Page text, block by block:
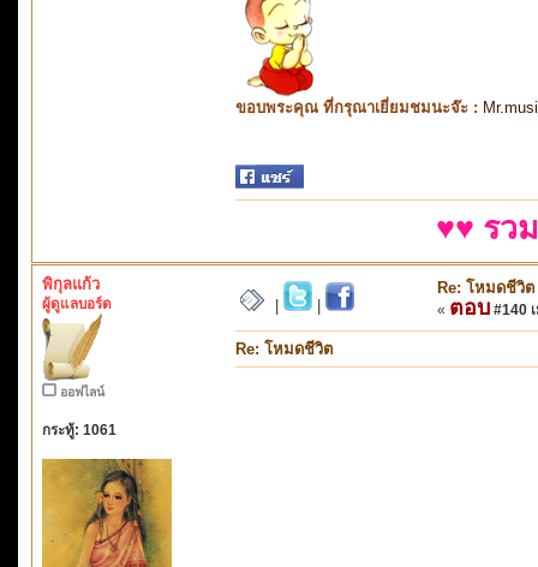
ขอบพระคุณ ที่กรุณาเยี่ยมชมนะจ๊ะ :
♥♥ รว
พิกุลแก้ว
ผู้ดูแลบอร์ด
ออฟไลน์
กระทู้: 1061
Re: โหมดชีวิต
« ตอบ #140
Re: โหมดชีวิต